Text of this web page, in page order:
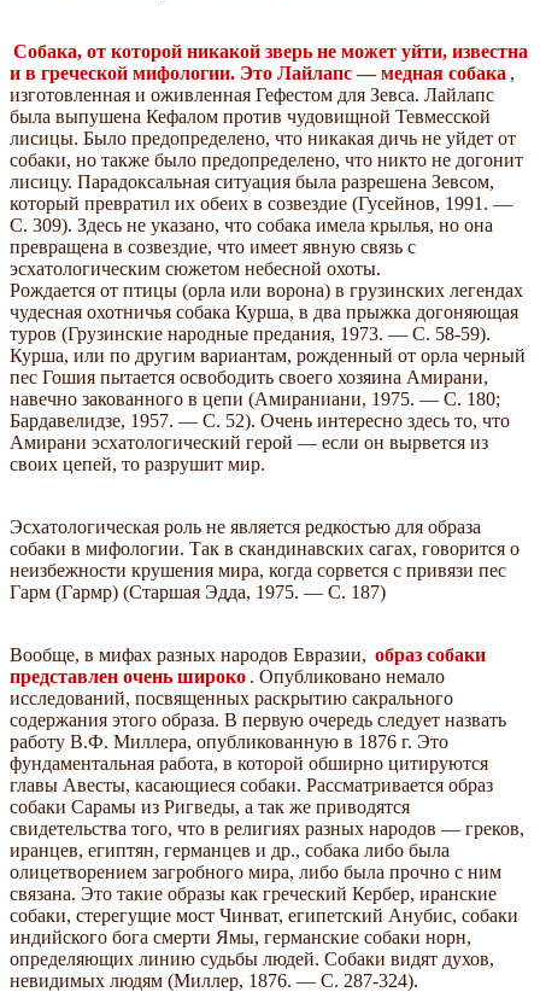
Собака, от которой никакой зверь не может уйти, известна
и в греческой мифологии. Это Лайлапс — медная собака ,
изготовленная и оживленная Гефестом для Зевса. Лайлапс
была выпушена Кефалом против чудовищной Тевмесской
лисицы. Было предопределено, что никакая дичь не уйдет от
собаки, но также было предопределено, что никто не догонит
лисицу. Парадоксальная ситуация была разрешена Зевсом,
который превратил их обеих в созвездие (Гусейнов, 1991. —
C. 309). Здесь не указано, что собака имела крылья, но она
превращена в созвездие, что имеет явную связь с
эсхатологическим сюжетом небесной охоты.
Рождается от птицы (орла или ворона) в грузинских легендах
чудесная охотничья собака Курша, в два прыжка догоняющая
туров (Грузинские народные предания, 1973. — С. 58-59).
Курша, или по другим вариантам, рожденный от орла черный
пес Гошия пытается освободить своего хозяина Амирани,
навечно закованного в цепи (Амираниани, 1975. — С. 180;
Бардавелидзе, 1957. — С. 52). Очень интересно здесь то, что
Амирани эсхатологический герой — если он вырвется из
своих цепей, то разрушит мир.
Эсхатологическая роль не является редкостью для образа
собаки в мифологии. Так в скандинавских сагах, говорится о
неизбежности крушения мира, когда сорвется с привязи пес
Гарм (Гармр) (Старшая Эдда, 1975. — С. 187)
Вообще, в мифах разных народов Евразии, образ собаки
представлен очень широко . Опубликовано немало
исследований, посвященных раскрытию сакрального
содержания этого образа. В первую очередь следует назвать
работу В.Ф. Миллера, опубликованную в 1876 г. Это
фундаментальная работа, в которой обширно цитируются
главы Авесты, касающиеся собаки. Рассматривается образ
собаки Сарамы из Ригведы, а так же приводятся
свидетельства того, что в религиях разных народов — греков,
иранцев, египтян, германцев и др., собака либо была
олицетворением загробного мира, либо была прочно с ним
связана. Это такие образы как греческий Кербер, иранские
собаки, стерегущие мост Чинват, египетский Анубис, собаки
индийского бога смерти Ямы, германские собаки норн,
определяющих линию судьбы людей. Собаки видят духов,
невидимых людям (Миллер, 1876. — С. 287-324).